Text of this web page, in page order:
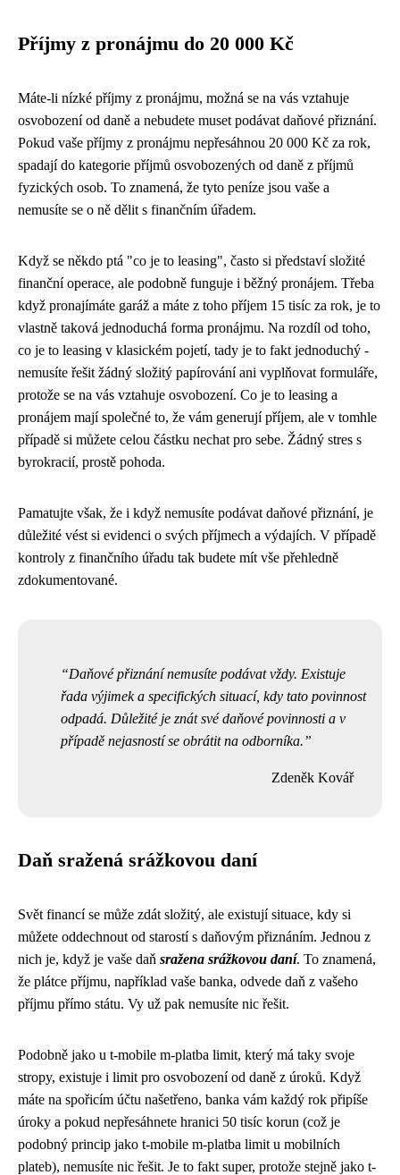
Příjmy z pronájmu do 20 000 Kč
Máte-li nízké příjmy z pronájmu, možná se na vás vztahuje
osvobození od daně a nebudete muset podávat daňové přiznání.
Pokud vaše příjmy z pronájmu nepřesáhnou 20 000 Kč za rok,
spadají do kategorie příjmů osvobozených od daně z příjmů
fyzických osob. To znamená, že tyto peníze jsou vaše a
nemusíte se o ně dělit s finančním úřadem.
Když se někdo ptá "co je to leasing", často si představí složité
finanční operace, ale podobně funguje i běžný pronájem. Třeba
když pronajímáte garáž a máte z toho příjem 15 tisíc za rok, je to
vlastně taková jednoduchá forma pronájmu. Na rozdíl od toho,
co je to leasing v klasickém pojetí, tady je to fakt jednoduchý -
nemusíte řešit žádný složitý papírování ani vyplňovat formuláře,
protože se na vás vztahuje osvobození. Co je to leasing a
pronájem mají společné to, že vám generují příjem, ale v tomhle
případě si můžete celou částku nechat pro sebe. Žádný stres s
byrokracií, prostě pohoda.
Pamatujte však, že i když nemusíte podávat daňové přiznání, je
důležité vést si evidenci o svých příjmech a výdajích. V případě
kontroly z finančního úřadu tak budete mít vše přehledně
zdokumentované.
Daňové přiznání nemusíte podávat vždy. Existuje
řada výjimek a specifických situací, kdy tato povinnost
odpadá. Důležité je znát své daňové povinnosti a v
případě nejasností se obrátit na odborníka.
Zdeněk Kovář
Daň sražená srážkovou daní
Svět financí se může zdát složitý, ale existují situace, kdy si
můžete oddechnout od starostí s daňovým přiznáním. Jednou z
nich je, když je vaše daň sražena srážkovou daní. To znamená,
že plátce příjmu, například vaše banka, odvede daň z vašeho
příjmu přímo státu. Vy už pak nemusíte nic řešit.
Podobně jako u t-mobile m-platba limit, který má taky svoje
stropy, existuje i limit pro osvobození od daně z úroků. Když
máte na spořicím účtu našetřeno, banka vám každý rok připíše
úroky a pokud nepřesáhnete hranici 50 tisíc korun (což je
podobný princip jako t-mobile m-platba limit u mobilních
plateb), nemusíte nic řešit. Je to fakt super, protože stejně jako t-